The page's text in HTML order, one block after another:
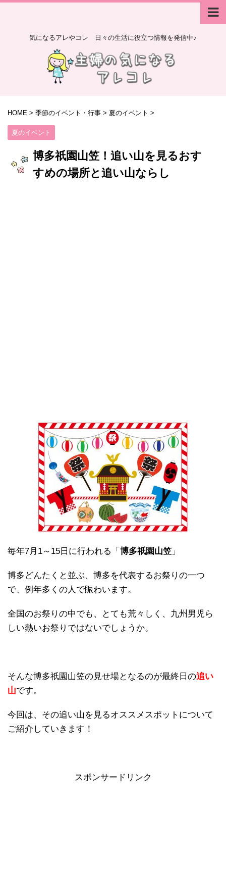
気になるアレやコレ 日々の生活に役立つ情報を発信中♪
HOME > 季節のイベント・行事 > 夏のイベント >
夏のイベント
博多祇園山笠！追い山を見るおす
すめの場所と追い山ならし
毎年7月1～15日に行われる「 博多祇園山笠 」
博多どんたくと並ぶ、博多を代表するお祭りの一つ
で、例年多くの人で賑わいます。
全国のお祭りの中でも、とても荒々しく、九州男児ら
しい熱いお祭りではないでしょうか。
そんな博多祇園山笠の見せ場となるのが最終日の追い
山です。
今回は、その追い山を見るオススメスポットについて
ご紹介していきます！
スポンサードリンク